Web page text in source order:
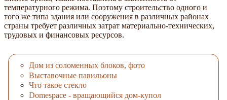
температурного режима. Поэтому строительство одного и
того же типа здания или сооружения в различных районах
страны требует различных затрат материально-технических,
трудовых и финансовых ресурсов.
Дом из соломенных блоков, фото
Выставочные павильоны
Что такое стекло
Domespace - вращающийся дом-купол